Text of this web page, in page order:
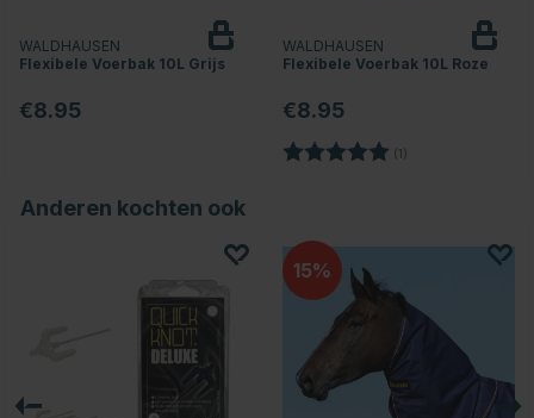
WALDHAUSEN
Flexibele Voerbak 10L Grijs
€8.95
WALDHAUSEN
Flexibele Voerbak 10L Roze
€8.95
Beoordeling: (1)
Anderen kochten ook
15